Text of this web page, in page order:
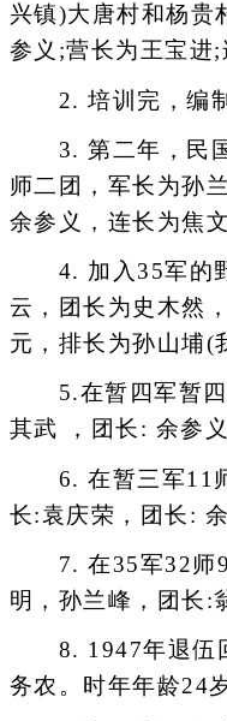
兴镇)大唐村和杨贵
参义;营长为王宝进;
2. 培训完，编制
3. 第二年，民国
师二团，军长为孙
余参义，连长为焦文
4. 加入35军的野
云，团长为史木然
元，排长为孙山埔(
5.在暂四军暂四
其武 ，团长: 余参义
6. 在暂三军11师
长:袁庆荣，团长: 余
7. 在35军32师
明，孙兰峰，团长:
8. 1947年退伍回
务农。时年年龄24岁